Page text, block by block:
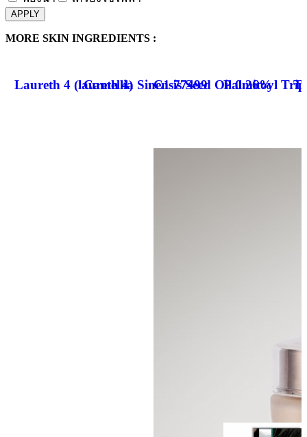
APPLY
MORE SKIN INGREDIENTS :
Laureth 4 (laureth 4)Camellia Sinensis Seed Oil 0.26%
C1 77499 Palmitoyl